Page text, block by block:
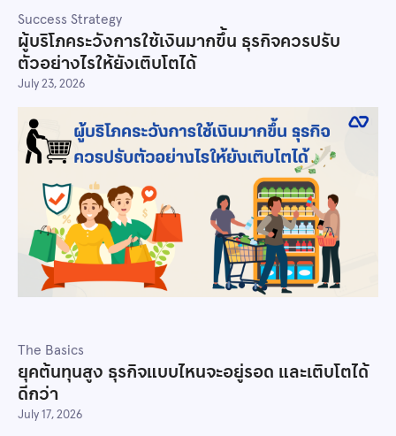
Success Strategy
ผู้บริโภคระวังการใช้เงินมากขึ้น ธุรกิจควรปรับ
ตัวอย่างไรให้ยังเติบโตได้
July 23, 2026
The Basics
ยุคต้นทุนสูง ธุรกิจแบบไหนจะอยู่รอด และเติบโตได้
ดีกว่า
July 17, 2026